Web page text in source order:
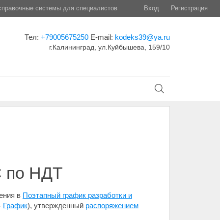
системы для специалистов Вход Регистрация
Тел: +79005675250 E-mail: kodeks39@ya.ru
г.Калининград, ул.Куйбышева, 159/10
по НДТ
в Поэтапный график разработки и
График), утвержденный распоряжением